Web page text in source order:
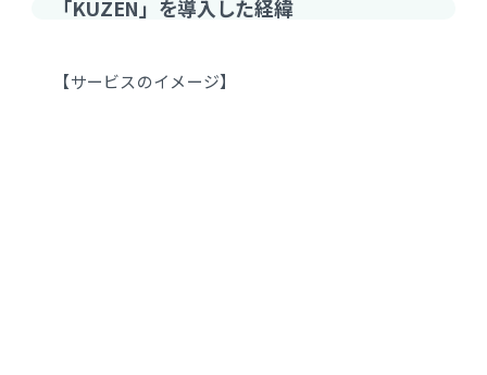
「KUZEN」を導入した経緯
【サービスのイメージ】